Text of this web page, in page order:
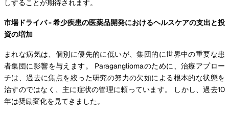
しすることが期待されます。
市場ドライバ - 希少疾患の医薬品開発におけるヘルスケアの支出と投
資の増加
まれな病気は、個別に優先的に低いが、集団的に世界中の重要な患
者集団に影響を与えます。 Paragangliomaのために、治療アプロー
チは、過去に焦点を絞った研究の努力の欠如による根本的な状態を
治すのではなく、主に症状の管理に頼っています。 しかし、過去10
年は奨励変化を見てきました。